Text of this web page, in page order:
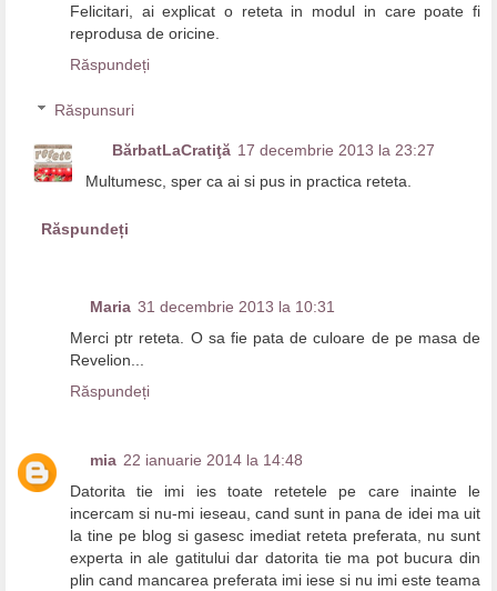
Felicitari, ai explicat o reteta in modul in care poate fi
reprodusa de oricine.
Răspundeți
Răspunsuri
BărbatLaCratiţă 17 decembrie 2013 la 23:27
Multumesc, sper ca ai si pus in practica reteta.
Răspundeți
Maria 31 decembrie 2013 la 10:31
Merci ptr reteta. O sa fie pata de culoare de pe masa de
Revelion...
Răspundeți
mia 22 ianuarie 2014 la 14:48
Datorita tie imi ies toate retetele pe care inainte le
incercam si nu-mi ieseau, cand sunt in pana de idei ma uit
la tine pe blog si gasesc imediat reteta preferata, nu sunt
experta in ale gatitului dar datorita tie ma pot bucura din
plin cand mancarea preferata imi iese si nu imi este teama